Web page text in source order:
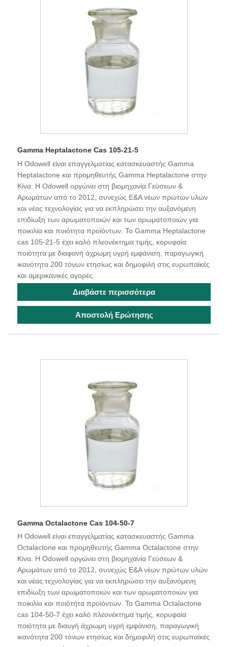
Gamma Heptalactone Cas 105-21-5
Η Odowell είναι επαγγελματίας κατασκευαστής Gamma
Heptalactone και προμηθευτής Gamma Heptalactone στην
Κίνα. Η Odowell οργώνει στη βιομηχανία Γεύσεων &
Αρωμάτων από το 2012, συνεχώς Ε&Α νέων πρώτων υλών
και νέας τεχνολογίας για να εκπληρώσει την αυξανόμενη
επιδίωξη των αρωματοποιών και των αρωματοποιών για
ποικιλία και ποιότητα προϊόντων. Το Gamma Heptalactone
cas 105-21-5 έχει καλό πλεονέκτημα τιμής, κορυφαία
ποιότητα με διαφανή άχρωμη υγρή εμφάνιση, παραγωγική
ικανότητα 200 τόνων ετησίως και δημοφιλή στις ευρωπαϊκές
και αμερικανικές αγορές.
Διαβάστε περισσότερα
Αποστολή Ερώτησης
Gamma Octalactone Cas 104-50-7
Η Odowell είναι επαγγελματίας κατασκευαστής Gamma
Octalactone και προμηθευτής Gamma Octalactone στην
Κίνα. Η Odowell οργώνει στη βιομηχανία Γεύσεων &
Αρωμάτων από το 2012, συνεχώς Ε&Α νέων πρώτων υλών
και νέας τεχνολογίας για να εκπληρώσει την αυξανόμενη
επιδίωξη των αρωματοποιών και των αρωματοποιών για
ποικιλία και ποιότητα προϊόντων. Το Gamma Octalactone
cas 104-50-7 έχει καλό πλεονέκτημα τιμής, κορυφαία
ποιότητα με διαυγή άχρωμη υγρή εμφάνιση, παραγωγική
ικανότητα 200 τόνων ετησίως και δημοφιλή στις ευρωπαϊκές